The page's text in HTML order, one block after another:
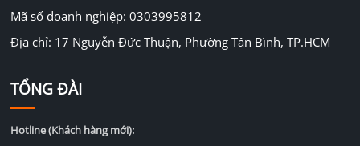
Mã số doanh nghiệp: 0303995812
Địa chỉ: 17 Nguyễn Đức Thuận, Phường Tân Bình, TP.HCM
TỔNG ĐÀI
Hotline (Khách hàng mới):